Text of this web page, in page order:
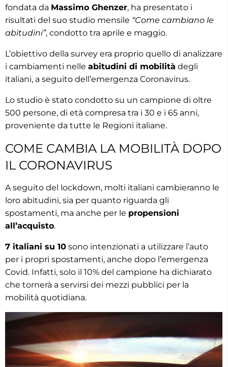
fondata da Massimo Ghenzer, ha presentato i
risultati del suo studio mensile “Come cambiano le
abitudini”, condotto tra aprile e maggio.
L’obiettivo della survey era proprio quello di analizzare
i cambiamenti nelle abitudini di mobilità degli
italiani, a seguito dell’emergenza Coronavirus.
Lo studio è stato condotto su un campione di oltre
500 persone, di età compresa tra i 30 e i 65 anni,
proveniente da tutte le Regioni italiane.
COME CAMBIA LA MOBILITÀ DOPO
IL CORONAVIRUS
A seguito del lockdown, molti italiani cambieranno le
loro abitudini, sia per quanto riguarda gli
spostamenti, ma anche per le propensioni
all’acquisto.
7 italiani su 10 sono intenzionati a utilizzare l’auto
per i propri spostamenti, anche dopo l’emergenza
Covid. Infatti, solo il 10% del campione ha dichiarato
che tornerà a servirsi dei mezzi pubblici per la
mobilità quotidiana.